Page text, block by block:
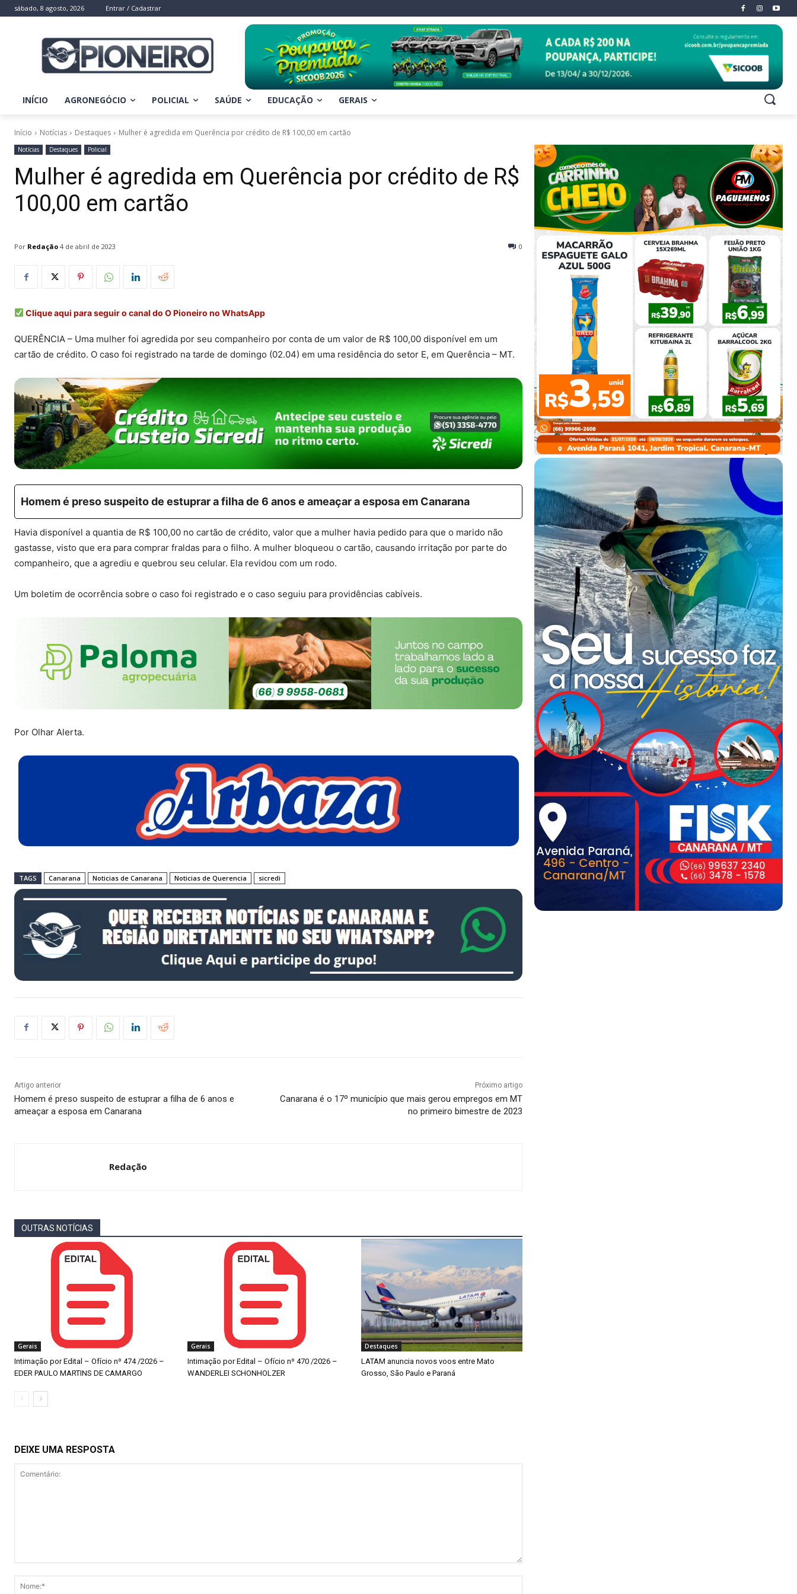
sábado, 8 agosto, 2026 Entrar / Cadastrar
INÍCIO AGRONEGÓCIO POLICIAL SAÚDE EDUCAÇÃO GERAIS
Início Notícias Destaques Mulher é agredida em Querência por crédito de R$ 100,00 em cartão
Notícias Destaques Policial
Mulher é agredida em Querência por crédito de R$
100,00 em cartão
Por Redação 0
4 de abril de 2023
Clique aqui para seguir o canal do O Pioneiro no WhatsApp
QUERÊNCIA – Uma mulher foi agredida por seu companheiro por conta de um valor de R$ 100,00 disponível em um
cartão de crédito. O caso foi registrado na tarde de domingo (02.04) em uma residência do setor E, em Querência – MT.
Homem é preso suspeito de estuprar a filha de 6 anos e ameaçar a esposa em Canarana
Havia disponível a quantia de R$ 100,00 no cartão de crédito, valor que a mulher havia pedido para que o marido não
gastasse, visto que era para comprar fraldas para o filho. A mulher bloqueou o cartão, causando irritação por parte do
companheiro, que a agrediu e quebrou seu celular. Ela revidou com um rodo.
Um boletim de ocorrência sobre o caso foi registrado e o caso seguiu para providências cabíveis.
Por Olhar Alerta.
TAGS Canarana Noticias de Canarana Noticias de Querencia sicredi
Artigo anterior
Homem é preso suspeito de estuprar a filha de 6 anos e
ameaçar a esposa em Canarana
Próximo artigo
Canarana é o 17º município que mais gerou empregos em MT
no primeiro bimestre de 2023
Redação
OUTRAS NOTÍCIAS
Gerais
Intimação por Edital – Ofício nº 474 /2026 –
EDER PAULO MARTINS DE CAMARGO
Gerais
Intimação por Edital – Ofício nº 470 /2026 –
WANDERLEI SCHONHOLZER
Destaques
LATAM anuncia novos voos entre Mato
Grosso, São Paulo e Paraná
DEIXE UMA RESPOSTA